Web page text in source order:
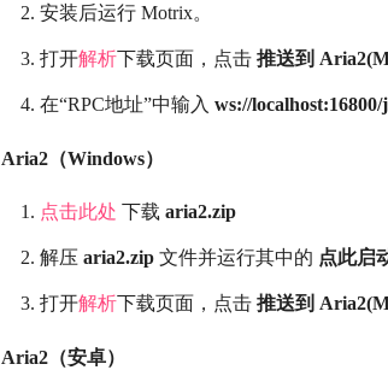
安装后运行 Motrix。
打开解析下载页面，点击 推送到
在“RPC地址”中输入 ws://
Aria2（Windows）
点击此处 下载 aria2.zip
解压 aria2.zip 文件并运行其中的 点此启
打开解析下载页面，点击 推送到
Aria2（安卓）